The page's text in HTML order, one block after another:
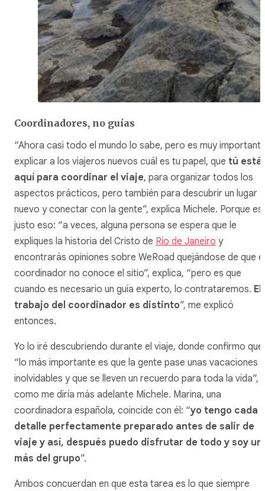
Coordinadores, no guías
“Ahora casi todo el mundo lo sabe, pero es muy
explicar a los viajeros nuevos cuál es tu papel, que tú
aquí para coordinar el viaje, para organizar todos los
aspectos prácticos, pero también para descubrir un lugar
nuevo y conectar con la gente”, explica Michele. Porque es
justo eso: “a veces, alguna persona se espera que le
expliques la historia del Cristo de Río de Janeiro y
encontrarás opiniones sobre WeRoad quejándose de que el
coordinador no conoce el sitio”, explica, “pero es que
cuando es necesario un guía experto, lo contrataremos. El
trabajo del coordinador es distinto”, me explicó
entonces.
Yo lo iré descubriendo durante el viaje, donde confirmo que
“lo más importante es que la gente pase unas vacaciones
inolvidables y que se lleven un recuerdo para toda la vida”,
como me diría más adelante Michele. Marina, una
coordinadora española, coincide con él: “yo tengo cada
detalle perfectamente preparado antes de salir de
viaje y así, después puedo disfrutar de todo y soy
más del grupo”.
Ambos concuerdan en que esta tarea es lo que siempre